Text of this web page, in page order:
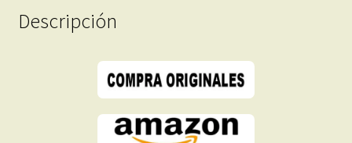
Descarga
Inmediata
Descripción